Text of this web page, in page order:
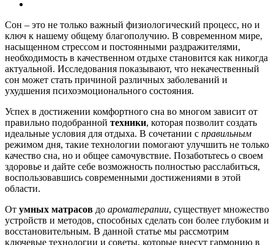
Сон – это не только важный физиологический процесс, но и
ключ к нашему общему благополучию. В современном мире,
насыщенном стрессом и постоянными раздражителями,
необходимость в качественном отдыхе становится как никогда
актуальной. Исследования показывают, что некачественный
сон может стать причиной различных заболеваний и
ухудшения психоэмоционального состояния.
Успех в достижении комфортного сна во многом зависит от
правильно подобранной техники, которая позволит создать
идеальные условия для отдыха. В сочетании с правильным
режимом дня, такие технологии помогают улучшить не только
качество сна, но и общее самочувствие. Позаботьтесь о своем
здоровье и дайте себе возможность полностью расслабиться,
воспользовавшись современными достижениями в этой
области.
От умных матрасов до ароматерапии, существует множество
устройств и методов, способных сделать сон более глубоким и
восстановительным. В данной статье мы рассмотрим
ключевые технологии и советы, которые внесут гармонию в